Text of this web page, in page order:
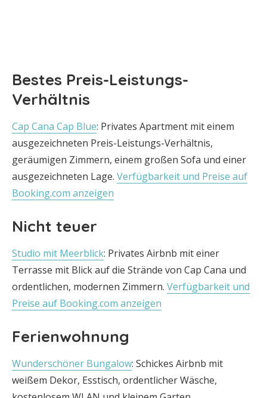
Bestes Preis-Leistungs-
Verhältnis
Cap Cana Cap Blue: Privates Apartment mit einem
ausgezeichneten Preis-Leistungs-Verhältnis,
geräumigen Zimmern, einem großen Sofa und einer
ausgezeichneten Lage. Verfügbarkeit und Preise auf
Booking.com anzeigen
Nicht teuer
Studio mit Meerblick: Privates Airbnb mit einer
Terrasse mit Blick auf die Strände von Cap Cana und
ordentlichen, modernen Zimmern. Verfügbarkeit und
Preise auf Booking.com anzeigen
Ferienwohnung
Wunderschöner Bungalow: Schickes Airbnb mit
weißem Dekor, Esstisch, ordentlicher Wäsche,